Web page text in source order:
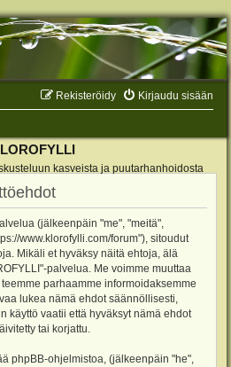
Kirjaudu sisään
Rekisteröidy
kasveista ja puutarhanhoidosta
(jälkeenpäin "me", "meitä",
www.klorofylli.com/forum"), sitoudut
Mikäli et hyväksy näitä ehtoja, älä
palvelua. Me voimme muuttaa
parhaamme informoidaksemme
lukea nämä ehdot säännöllisesti,
käyttö vaatii että hyväksyt nämä ehdot
tai korjattu.
phpBB-ohjelmistoa, (jälkeenpäin "he",